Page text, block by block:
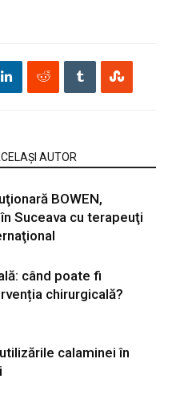
AUTOR
BOWEN,
Suceava cu terapeuţi
când poate fi
chirurgicală?
calaminei în